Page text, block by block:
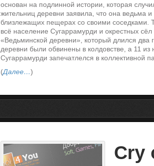
основан на подлинной истории, которая
жительниц деревни заявила, что она ведьма
близлежащих пещерах со своими соседками.
всё население Сугаррамурди и окрестных
«Ведьминской деревни», который длился два
деревни были обвинены в колдовстве, а 11
Сугаррамурди запечатлелся в коллективной
(Далее…)
Cry